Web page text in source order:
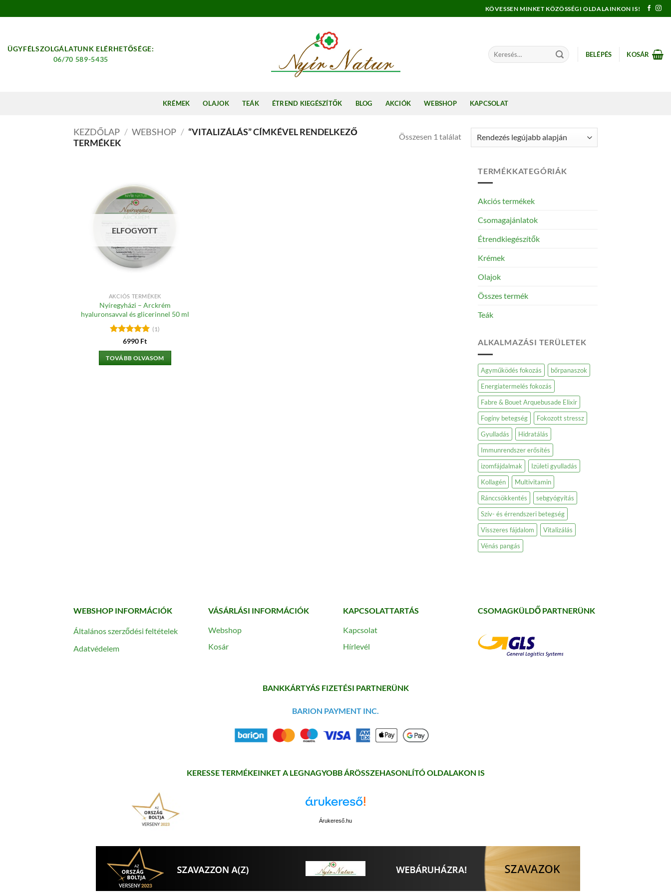
to
KÖVESSEN MINKET KÖZÖSSÉGI OLDALAINKON IS!
ÜGYFÉLSZOLGÁLATUNK ELÉRHETŐSÉGE:
06/70 589-5435
Keresés
a
BELÉPÉS KOSÁR
KRÉMEK OLAJOK TEÁK ÉTREND KIEGÉSZÍTŐK BLOG AKCIÓK WEBSHOP KAPCSOLAT
KEZDŐLAP / WEBSHOP / “VITALIZÁLÁS” CÍMKÉVEL RENDELKEZŐ
TERMÉKEK
Összesen 1 találat
ELFOGYOTT
AKCIÓS TERMÉKEK
Nyíregyházi – Arckrém
hyaluronsavval és glicerinnel 50 ml
Értékelés:5
(1)
6990 Ft
TOVÁBB OLVASOM
TERMÉKKATEGÓRIÁK
Akciós termékek
Csomagajánlatok
Étrendkiegészítők
Krémek
Olajok
Összes termék
Teák
ALKALMAZÁSI TERÜLETEK
Agyműködés fokozás
bőrpanaszok
Energiatermelés fokozás
Fabre & Bouet Arquebusade Elixir
Fogíny betegség
Fokozott stressz
Gyulladás
Hidratálás
Immunrendszer erősítés
izomfájdalmak
Izületi gyulladás
Kollagén
Multivitamin
Ránccsökkentés
sebgyógyítás
Szív- és érrendszeri betegség
Visszeres fájdalom
Vitalizálás
Vénás pangás
WEBSHOP INFORMÁCIÓK
Általános szerződési feltételek
Adatvédelem
VÁSÁRLÁSI INFORMÁCIÓK
Webshop
Kosár
KAPCSOLATTARTÁS
Kapcsolat
Hírlevél
CSOMAGKÜLDŐ PARTNERÜNK
BANKKÁRTYÁS FIZETÉSI PARTNERÜNK
BARION PAYMENT INC.
KERESSE TERMÉKEINKET A LEGNAGYOBB ÁRÖSSZEHASONLÍTÓ OLDALAKON IS
Árukereső.hu